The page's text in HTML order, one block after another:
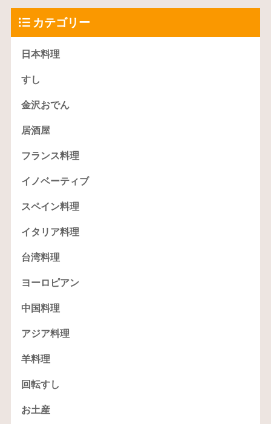
カテゴリー
日本料理
すし
金沢おでん
居酒屋
フランス料理
イノベーティブ
スペイン料理
イタリア料理
台湾料理
ヨーロピアン
中国料理
アジア料理
羊料理
回転すし
お土産